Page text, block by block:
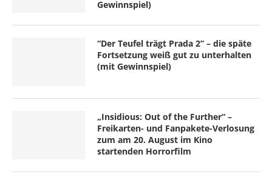
Gewinnspiel)
“Der Teufel trägt Prada 2” – die späte
Fortsetzung weiß gut zu unterhalten
(mit Gewinnspiel)
„Insidious: Out of the Further“ –
Freikarten- und Fanpakete-Verlosung
zum am 20. August im Kino
startenden Horrorfilm